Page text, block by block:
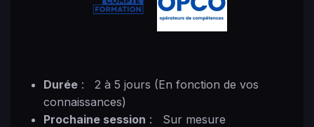
Durée : 2 à 5 jours (En fonction de vos
connaissances)
Prochaine session : Sur mesure